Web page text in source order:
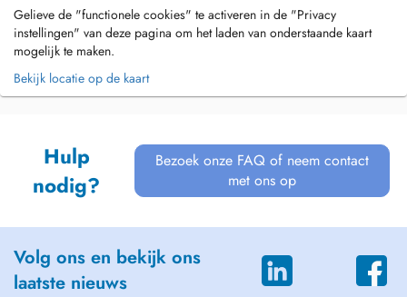
Gelieve de "functionele cookies" te activeren in de "Privacy
instellingen" van deze pagina om het laden van onderstaande kaart
mogelijk te maken.
Bekijk locatie op de kaart
Hulp
nodig?
Bezoek onze FAQ of neem contact
met ons op
Volg ons en bekijk ons
laatste nieuws